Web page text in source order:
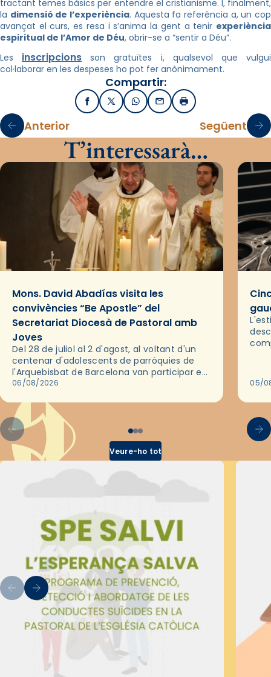
tractant temes bàsics per entendre el cristianisme. I, finalment,
la dimensió de l’experiència. Aquesta fa referència a, un cop
avançat el curs, es resa i s’anima la gent a tenir experiència
espiritual de l’Amor de Déu, obrir-se a “sentir a Déu”.
Les inscripcions son gratuïtes i, qualsevol que vulgui
col·laborar en les despeses ho pot fer anònimament.
Compartir:
FacebookX / TwitterWhatsApp
EmailImprimir
Anterior Següent
T’interessarà…
Mons. David Abadías visita les
convivències “Be Apostle” del
Secretariat Diocesà de Pastoral amb
Joves
Del 28 de juliol al 2 d'agost, al voltant d'un
centenar d'adolescents de parròquies de
l'Arquebisbat de Barcelona van participar en
les convivències Be Apostle, organitzades
06/08/2026 05/
Veure-ho tot